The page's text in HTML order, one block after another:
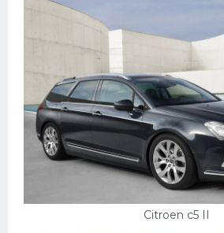
Citroen c5 II
Категории
Разное
Автомобили
Красивые фото машин